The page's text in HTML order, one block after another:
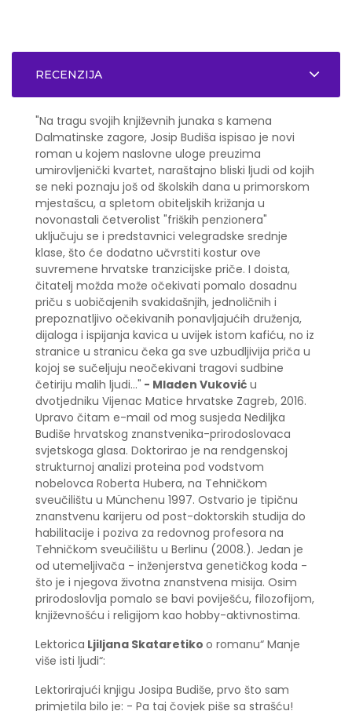
RECENZIJA
"Na tragu svojih književnih junaka s kamena
Dalmatinske zagore, Josip Budiša ispisao je novi
roman u kojem naslovne uloge preuzima
umirovljenički kvartet, naraštajno bliski ljudi od kojih
se neki poznaju još od školskih dana u primorskom
mjestašcu, a spletom obiteljskih križanja u
novonastali četverolist "friških penzionera"
uključuju se i predstavnici velegradske srednje
klase, što će dodatno učvrstiti kostur ove
suvremene hrvatske tranzicijske priče. I doista,
čitatelj možda može očekivati pomalo dosadnu
priču s uobičajenih svakidašnjih, jednoličnih i
prepoznatljivo očekivanih ponavljajućih druženja,
dijaloga i ispijanja kavica u uvijek istom kafiću, no iz
stranice u stranicu čeka ga sve uzbudljivija priča u
kojoj se sučeljuju neočekivani tragovi sudbine
četiriju malih ljudi..." - Mladen Vuković u
dvotjedniku Vijenac Matice hrvatske Zagreb, 2016.
Upravo čitam e-mail od mog susjeda Nediljka
Budiše hrvatskog znanstvenika-prirodoslovaca
svjetskoga glasa. Doktorirao je na rendgenskoj
strukturnoj analizi proteina pod vodstvom
nobelovca Roberta Hubera, na Tehničkom
sveučilištu u Münchenu 1997. Ostvario je tipičnu
znanstvenu karijeru od post-doktorskih studija do
habilitacije i poziva za redovnog profesora na
Tehničkom sveučilištu u Berlinu (2008.). Jedan je
od utemeljivača - inženjerstva genetičkog koda -
što je i njegova životna znanstvena misija. Osim
prirodoslovlja pomalo se bavi poviješću, filozofijom,
književnošću i religijom kao hobby-aktivnostima.
Lektorica Ljiljana Skataretiko o romanu“ Manje
više isti ljudi“:
Lektorirajući knjigu Josipa Budiše, prvo što sam
primjetila bilo je: - Pa taj čovjek piše sa strašću!